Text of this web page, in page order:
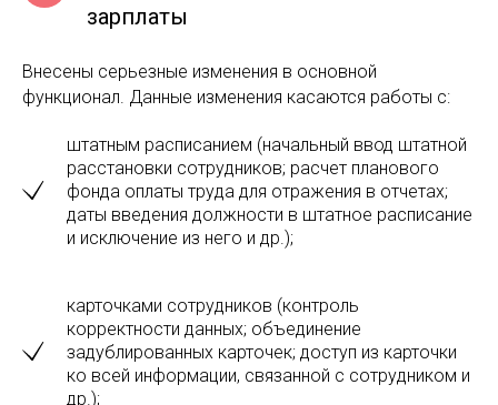
зарплаты
Внесены серьезные изменения в основной
функционал. Данные изменения касаются работы с:
штатным расписанием (начальный ввод штатной
расстановки сотрудников; расчет планового
фонда оплаты труда для отражения в отчетах;
даты введения должности в штатное расписание
и исключение из него и др.);
карточками сотрудников (контроль
корректности данных; объединение
задублированных карточек; доступ из карточки
ко всей информации, связанной с сотрудником и
др.);